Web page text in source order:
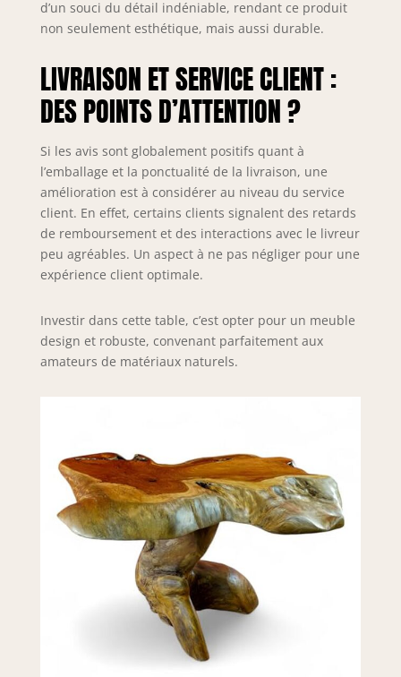
KRABANG dégage
tout simplement
exotique partout
Dimensions
parfaites : avec
environ 45-50 x
(H x l x P), cette
table basse
unique s'adapte à
de nombreux
espaces de vie
tout en offrant
décoratifs et les
soirées
confortables.
tant que matériau
vivant, le bois
massif continue
de réagir aux
changements
climatiques. Il
peut y avoir des
fissures de
tension, surtout
pendant la saison
de chauffage.
Cette propriété
d’un souci du détail indéniable, rendant ce produit
non seulement esthétique, mais aussi durable.
LIVRAISON ET SERVICE CLIENT :
DES POINTS D’ATTENTION ?
Si les avis sont globalement positifs quant à
l’emballage et la ponctualité de la livraison, une
amélioration est à considérer au niveau du service
client. En effet, certains clients signalent des retards
de remboursement et des interactions avec le livreur
peu agréables. Un aspect à ne pas négliger pour une
expérience client optimale.
Investir dans cette table, c’est opter pour un meuble
design et robuste, convenant parfaitement aux
amateurs de matériaux naturels.